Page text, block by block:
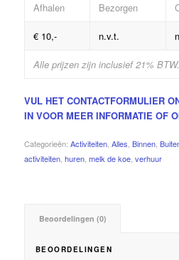
Afhalen Bezorgen
€ 10,- n.v.t.
Alle prijzen zijn inclusief 21% BTW.
VUL HET CONTACTFORMULIER
IN VOOR MEER INFORMATIE OF
Categorieën: Activiteiten, Alles, Binnen,
activiteiten, huren, melk de koe, verhuur
Beoordelingen (0)
BEOORDELINGEN